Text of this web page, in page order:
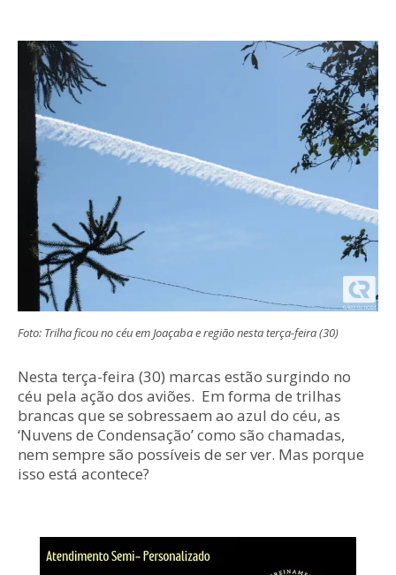
Foto: Trilha ficou no céu em Joaçaba e região nesta terça-feira (30)
Nesta terça-feira (30) marcas estão surgindo no
céu pela ação dos aviões. Em forma de trilhas
brancas que se sobressaem ao azul do céu, as
‘Nuvens de Condensação’ como são chamadas,
nem sempre são possíveis de ser ver. Mas porque
isso está acontece?